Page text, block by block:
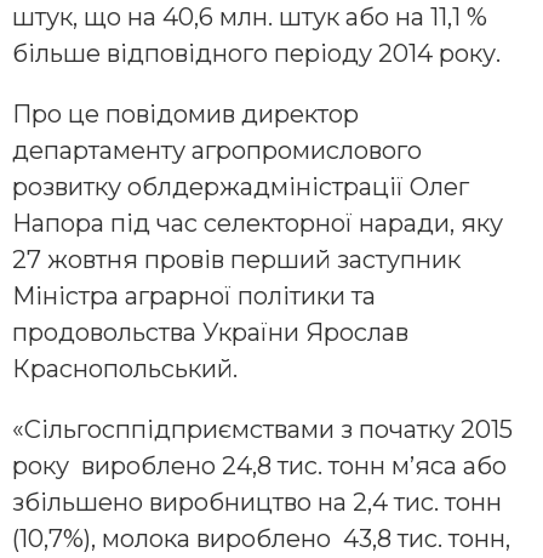
штук, що на 40,6 млн. штук або на 11,1 %
більше відповідного періоду 2014 року.
Про це повідомив директор
департаменту агропромислового
розвитку облдержадміністрації Олег
Напора під час селекторної наради, яку
27 жовтня провів перший заступник
Міністра аграрної політики та
продовольства України Ярослав
Краснопольський.
«Сільгосппідприємствами з початку 2015
року вироблено 24,8 тис. тонн м’яса або
збільшено виробництво на 2,4 тис. тонн
(10,7%), молока вироблено 43,8 тис. тонн,